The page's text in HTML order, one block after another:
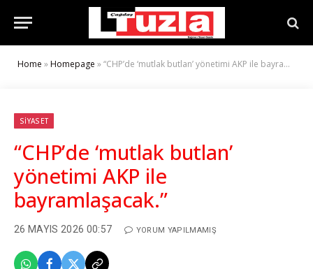
Home »Homepage »“CHP’de ‘mutlak butlan’ yönetimi AKP ile bayramlaşacak.”
SIYASET
“CHP’de ‘mutlak butlan’
yönetimi AKP ile
bayramlaşacak.”
26 MAYIS 2026 00:57 YORUM YAPILMAMIŞ